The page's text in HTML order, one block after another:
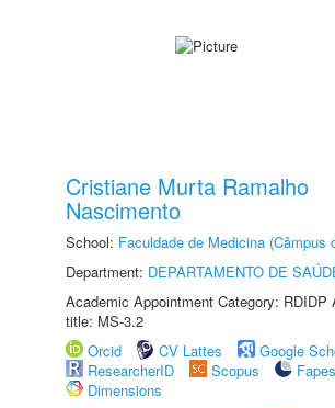
Cristiane Murta Ramalho
Nascimento
School: Faculdade de Medicina (Câmpus
Department: DEPARTAMENTO DE
Academic Appointment Category: RDIDP
title: MS-3.2
Orcid
CV Lattes
Google
ResearcherID
Scopus
Dimensions